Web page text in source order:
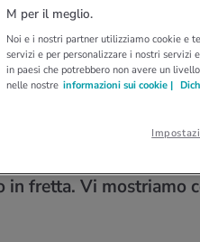
per
calorie
e per finire una
in fretta. Vi mostriamo
M per il meglio.
Noi e i nostri partner utilizziamo cookie e
servizi e per personalizzare i nostri servizi
in paesi che potrebbero non avere un
nelle nostre informazioni sui cookie |